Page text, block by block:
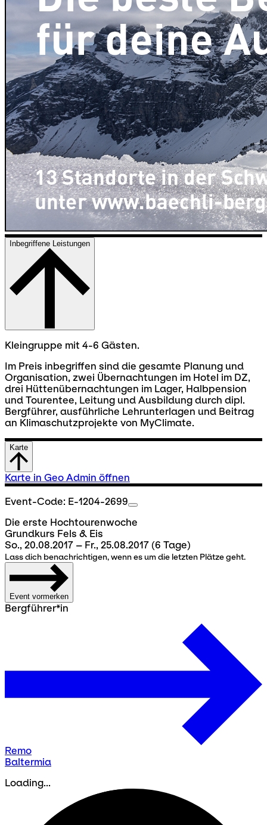
Inbegriffene Leistungen
Kleingruppe mit 4-6 Gästen.
Im Preis inbegriffen sind die gesamte Planung und
Organisation, zwei Übernachtungen im Hotel im DZ,
drei Hüttenübernachtungen im Lager, Halbpension
und Tourentee, Leitung und Ausbildung durch dipl.
Bergführer, ausführliche Lehrunterlagen und Beitrag
an Klimaschutzprojekte von MyClimate.
Karte
Karte in Geo Admin öffnen
Event-Code: E-1204-2699
Die erste Hochtourenwoche
Grundkurs Fels & Eis
So., 20.08.2017 – Fr., 25.08.2017 (6 Tage)
Lass dich benachrichtigen, wenn es um die letzten Plätze geht.
Event vormerken
Bergführer*in
Remo
Baltermia
Loading...